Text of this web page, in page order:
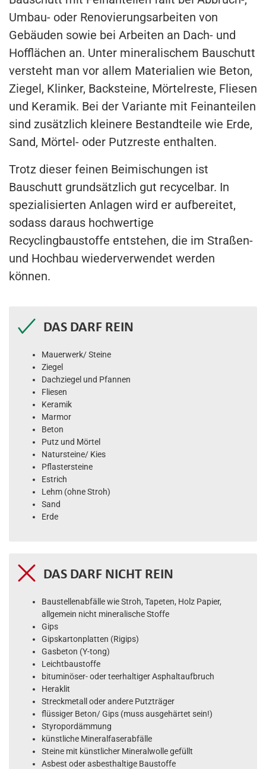
Umbau- oder Renovierungsarbeiten von
Gebäuden sowie bei Arbeiten an Dach- und
Hofflächen an. Unter mineralischem Bauschutt
versteht man vor allem Materialien wie Beton,
Ziegel, Klinker, Backsteine, Mörtelreste, Fliesen
und Keramik. Bei der Variante mit Feinanteilen
sind zusätzlich kleinere Bestandteile wie Erde,
Sand, Mörtel- oder Putzreste enthalten.
Trotz dieser feinen Beimischungen ist
Bauschutt grundsätzlich gut recycelbar. In
spezialisierten Anlagen wird er aufbereitet,
sodass daraus hochwertige
Recyclingbaustoffe entstehen, die im Straßen-
und Hochbau wiederverwendet werden
können.
DAS DARF REIN
Mauerwerk/ Steine
Ziegel
Dachziegel und Pfannen
Fliesen
Keramik
Marmor
Beton
Putz und Mörtel
Natursteine/ Kies
Pflastersteine
Estrich
Lehm (ohne Stroh)
Sand
Erde
DAS DARF NICHT REIN
Baustellenabfälle wie Stroh, Tapeten, Holz Papier,
allgemein nicht mineralische Stoffe
Gips
Gipskartonplatten (Rigips)
Gasbeton (Y-tong)
Leichtbaustoffe
bituminöser- oder teerhaltiger Asphaltaufbruch
Heraklit
Streckmetall oder andere Putzträger
flüssiger Beton/ Gips (muss ausgehärtet sein!)
Styropordämmung
künstliche Mineralfaserabfälle
Steine mit künstlicher Mineralwolle gefüllt
Asbest oder asbesthaltige Baustoffe